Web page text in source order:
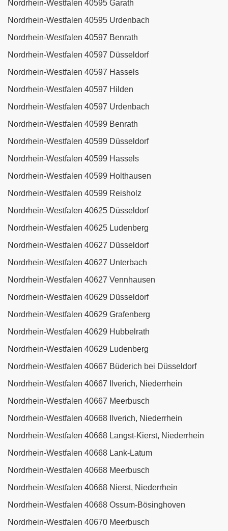
Nordrhein-Westfalen 40595 Garath
Nordrhein-Westfalen 40595 Urdenbach
Nordrhein-Westfalen 40597 Benrath
Nordrhein-Westfalen 40597 Düsseldorf
Nordrhein-Westfalen 40597 Hassels
Nordrhein-Westfalen 40597 Hilden
Nordrhein-Westfalen 40597 Urdenbach
Nordrhein-Westfalen 40599 Benrath
Nordrhein-Westfalen 40599 Düsseldorf
Nordrhein-Westfalen 40599 Hassels
Nordrhein-Westfalen 40599 Holthausen
Nordrhein-Westfalen 40599 Reisholz
Nordrhein-Westfalen 40625 Düsseldorf
Nordrhein-Westfalen 40625 Ludenberg
Nordrhein-Westfalen 40627 Düsseldorf
Nordrhein-Westfalen 40627 Unterbach
Nordrhein-Westfalen 40627 Vennhausen
Nordrhein-Westfalen 40629 Düsseldorf
Nordrhein-Westfalen 40629 Grafenberg
Nordrhein-Westfalen 40629 Hubbelrath
Nordrhein-Westfalen 40629 Ludenberg
Nordrhein-Westfalen 40667 Büderich bei Düsseldorf
Nordrhein-Westfalen 40667 Ilverich, Niederrhein
Nordrhein-Westfalen 40667 Meerbusch
Nordrhein-Westfalen 40668 Ilverich, Niederrhein
Nordrhein-Westfalen 40668 Langst-Kierst, Niederrhein
Nordrhein-Westfalen 40668 Lank-Latum
Nordrhein-Westfalen 40668 Meerbusch
Nordrhein-Westfalen 40668 Nierst, Niederrhein
Nordrhein-Westfalen 40668 Ossum-Bösinghoven
Nordrhein-Westfalen 40670 Meerbusch